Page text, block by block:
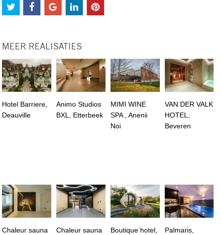
MEER REALISATIES
Hotel Barriere,
Deauville
Animo Studios
BXL, Etterbeek
MIMI WINE
SPA , Anenii
Noi
VAN DER VALK
HOTEL,
Beveren
Chaleur sauna
Chaleur sauna
Boutique hotel,
Palmaris,